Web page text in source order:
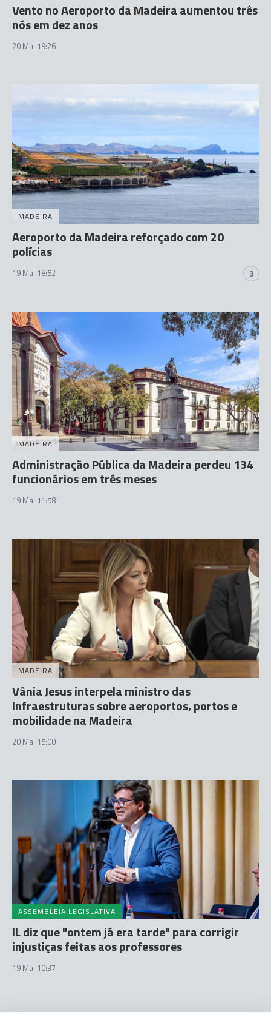
Vento no Aeroporto da Madeira aumentou três
nós em dez anos
20 Mai 19:26
MADEIRA
Aeroporto da Madeira reforçado com 20
polícias
19 Mai 18:52 3
MADEIRA
Administração Pública da Madeira perdeu 134
funcionários em três meses
19 Mai 11:58
MADEIRA
Vânia Jesus interpela ministro das
Infraestruturas sobre aeroportos, portos e
mobilidade na Madeira
20 Mai 15:00
ASSEMBLEIA LEGISLATIVA
IL diz que "ontem já era tarde" para corrigir
injustiças feitas aos professores
19 Mai 10:37